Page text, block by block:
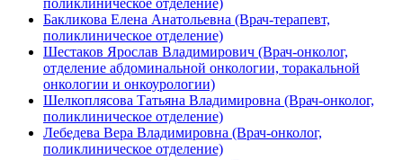
Бакликова Елена Анатольевна (Врач-терапевт,
поликлиническое отделение)
Шестаков Ярослав Владимирович (Врач-онколог,
отделение абдоминальной онкологии, торакальной
онкологии и онкоурологии)
Шелкоплясова Татьяна Владимировна (Врач-онколог,
поликлиническое отделение)
Лебедева Вера Владимировна (Врач-онколог,
поликлиническое отделение)